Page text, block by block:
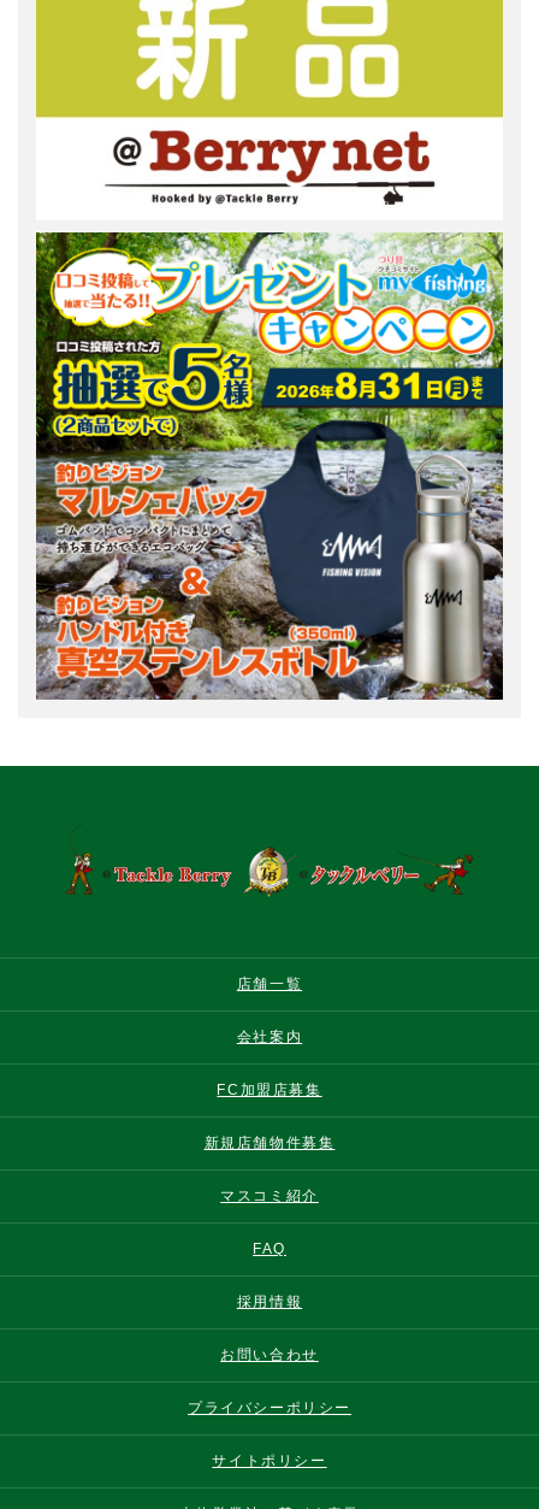
店舗一覧
会社案内
FC加盟店募集
新規店舗物件募集
マスコミ紹介
FAQ
採用情報
お問い合わせ
プライバシーポリシー
サイトポリシー